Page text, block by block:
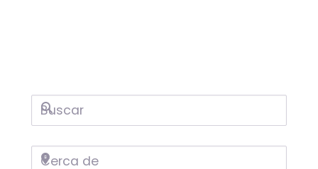
Buscar
Cerca de